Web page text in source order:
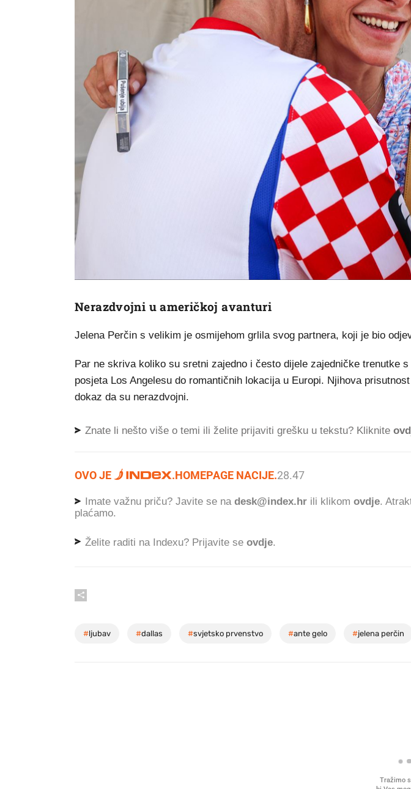
Nerazdvojni u američkoj avanturi
Jelena Perčin s velikim je osmijehom grlila svog partnera, koji je bio
Par ne skriva koliko su sretni zajedno i često dijele zajedničke trenutke
posjeta Los Angelesu do romantičnih lokacija u Europi. Njihova
dokaz da su nerazdvojni.
Znate li nešto više o temi ili želite prijaviti grešku u tekstu? Kliknite
OVO JE .HOMEPAGE NACIJE.28.470
Imate važnu priču? Javite se na desk@index.hr ili klikom ovdje.
plaćamo.
Želite raditi na Indexu? Prijavite se ovdje.
#ljubav #dallas #svjetsko prvenstvo #ante gelo #jelena perčin
Tražimo